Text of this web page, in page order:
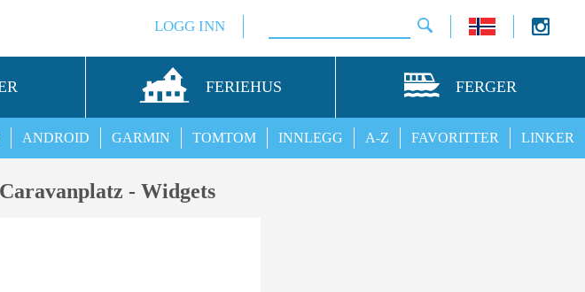
LOGG INN
FERIEHUS FERGER
LINKER
FAVORITTER
A-Z
INNLEGG
TOMTOM
GARMIN
ANDROID
- Widgets